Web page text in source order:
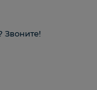
Звоните!